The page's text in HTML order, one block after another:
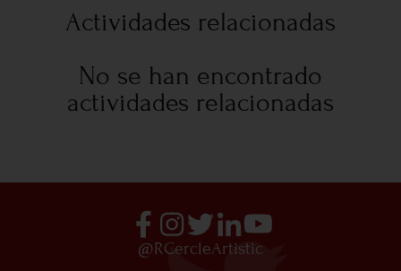
Actividades relacionadas
No se han encontrado
actividades relacionadas
@RCercleArtistic